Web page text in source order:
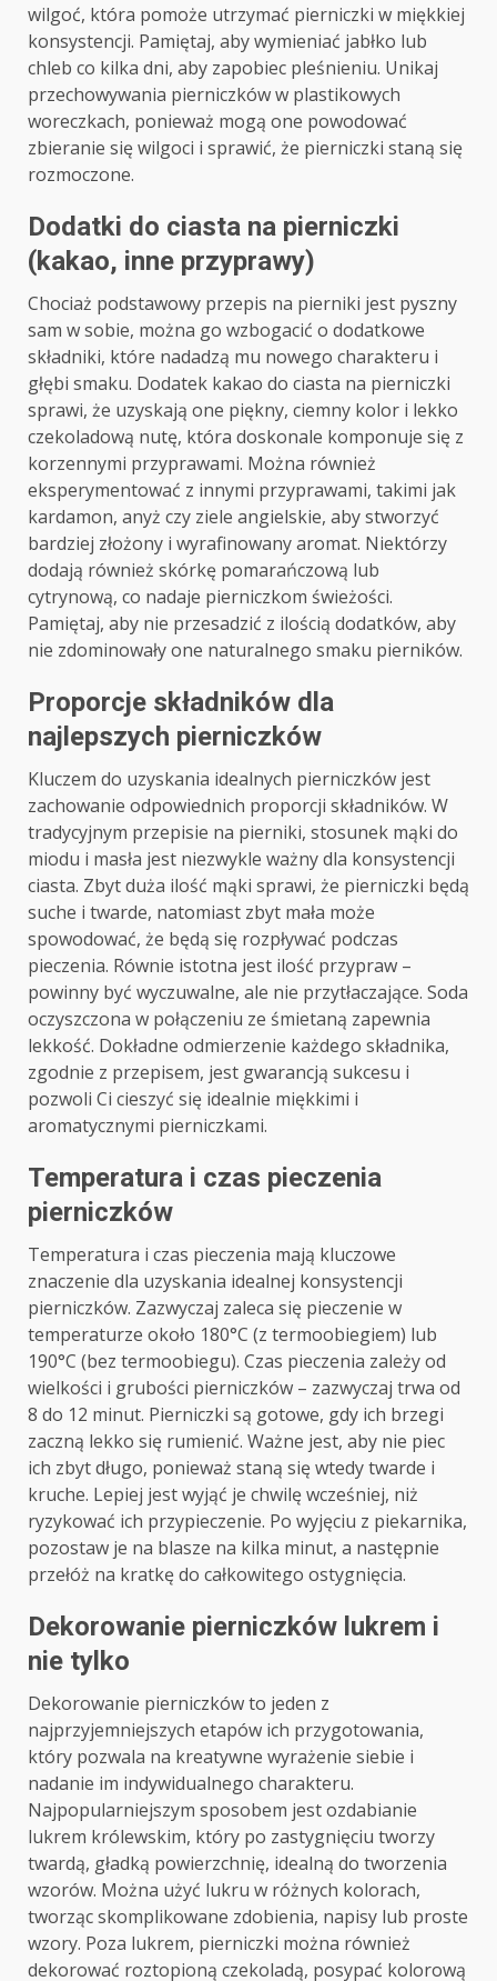
wilgoć, która pomoże utrzymać pierniczki w miękkiej
konsystencji. Pamiętaj, aby wymieniać jabłko lub
chleb co kilka dni, aby zapobiec pleśnieniu. Unikaj
przechowywania pierniczków w plastikowych
woreczkach, ponieważ mogą one powodować
zbieranie się wilgoci i sprawić, że pierniczki staną się
rozmoczone.
Dodatki do ciasta na pierniczki
(kakao, inne przyprawy)
Chociaż podstawowy przepis na pierniki jest pyszny
sam w sobie, można go wzbogacić o dodatkowe
składniki, które nadadzą mu nowego charakteru i
głębi smaku. Dodatek kakao do ciasta na pierniczki
sprawi, że uzyskają one piękny, ciemny kolor i lekko
czekoladową nutę, która doskonale komponuje się z
korzennymi przyprawami. Można również
eksperymentować z innymi przyprawami, takimi jak
kardamon, anyż czy ziele angielskie, aby stworzyć
bardziej złożony i wyrafinowany aromat. Niektórzy
dodają również skórkę pomarańczową lub
cytrynową, co nadaje pierniczkom świeżości.
Pamiętaj, aby nie przesadzić z ilością dodatków, aby
nie zdominowały one naturalnego smaku pierników.
Proporcje składników dla
najlepszych pierniczków
Kluczem do uzyskania idealnych pierniczków jest
zachowanie odpowiednich proporcji składników. W
tradycyjnym przepisie na pierniki, stosunek mąki do
miodu i masła jest niezwykle ważny dla konsystencji
ciasta. Zbyt duża ilość mąki sprawi, że pierniczki będą
suche i twarde, natomiast zbyt mała może
spowodować, że będą się rozpływać podczas
pieczenia. Równie istotna jest ilość przypraw –
powinny być wyczuwalne, ale nie przytłaczające. Soda
oczyszczona w połączeniu ze śmietaną zapewnia
lekkość. Dokładne odmierzenie każdego składnika,
zgodnie z przepisem, jest gwarancją sukcesu i
pozwoli Ci cieszyć się idealnie miękkimi i
aromatycznymi pierniczkami.
Temperatura i czas pieczenia
pierniczków
Temperatura i czas pieczenia mają kluczowe
znaczenie dla uzyskania idealnej konsystencji
pierniczków. Zazwyczaj zaleca się pieczenie w
temperaturze około 180°C (z termoobiegiem) lub
190°C (bez termoobiegu). Czas pieczenia zależy od
wielkości i grubości pierniczków – zazwyczaj trwa od
8 do 12 minut. Pierniczki są gotowe, gdy ich brzegi
zaczną lekko się rumienić. Ważne jest, aby nie piec
ich zbyt długo, ponieważ staną się wtedy twarde i
kruche. Lepiej jest wyjąć je chwilę wcześniej, niż
ryzykować ich przypieczenie. Po wyjęciu z piekarnika,
pozostaw je na blasze na kilka minut, a następnie
przełóż na kratkę do całkowitego ostygnięcia.
Dekorowanie pierniczków lukrem i
nie tylko
Dekorowanie pierniczków to jeden z
najprzyjemniejszych etapów ich przygotowania,
który pozwala na kreatywne wyrażenie siebie i
nadanie im indywidualnego charakteru.
Najpopularniejszym sposobem jest ozdabianie
lukrem królewskim, który po zastygnięciu tworzy
twardą, gładką powierzchnię, idealną do tworzenia
wzorów. Można użyć lukru w różnych kolorach,
tworząc skomplikowane zdobienia, napisy lub proste
wzory. Poza lukrem, pierniczki można również
dekorować roztopioną czekoladą, posypać kolorową